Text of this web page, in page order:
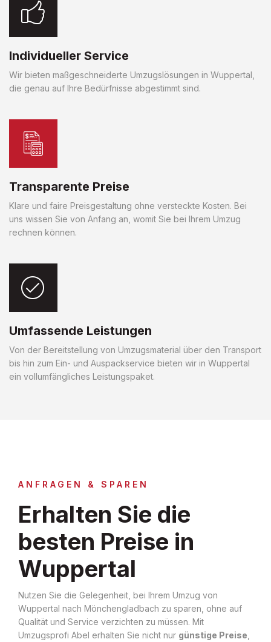
Individueller Service
Wir bieten maßgeschneiderte Umzugslösungen in Wuppertal,
die genau auf Ihre Bedürfnisse abgestimmt sind.
Transparente Preise
Klare und faire Preisgestaltung ohne versteckte Kosten. Bei
uns wissen Sie von Anfang an, womit Sie bei Ihrem Umzug
rechnen können.
Umfassende Leistungen
Von der Bereitstellung von Umzugsmaterial über den Transport
bis hin zum Ein- und Auspackservice bieten wir in Wuppertal
ein vollumfängliches Leistungspaket.
ANFRAGEN & SPAREN
Erhalten Sie die
besten Preise in
Wuppertal
Nutzen Sie die Gelegenheit, bei Ihrem Umzug von
Wuppertal nach Mönchengladbach zu sparen, ohne auf
Qualität und Service verzichten zu müssen. Mit
Umzugsprofi Abel erhalten Sie nicht nur günstige Preise